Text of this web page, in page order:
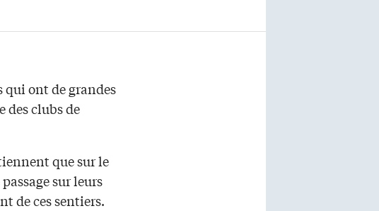
qui ont de grandes
des clubs de
que sur le
sur leurs
de ces sentiers.